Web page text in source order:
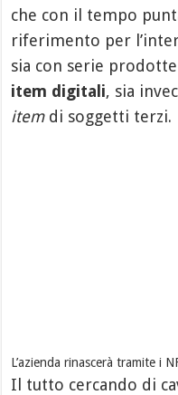
che con il tempo
riferimento per
sia con serie
item digitali, sia
itemdi soggetti terzi.
L’azienda rinascerà tramite i
Il tutto cercando di